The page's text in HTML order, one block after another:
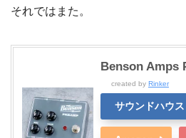
それではまた。
Benson Amps
created by Rinker
サウンドハウス